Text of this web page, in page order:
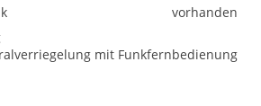
vorhanden
mit Funkfernbedienung